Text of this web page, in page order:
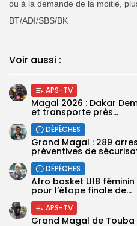
ou à la demande de la moitié,
BT/ADI/SBS/BK
Voir aussi :
APS-TV
Magal 2026 : Dakar
et transporte près...
DÉPÊCHES
Grand Magal : 289
préventives de
DÉPÊCHES
‎Afro basket U18
pour l’étape finale de...
APS-TV
Grand Magal de